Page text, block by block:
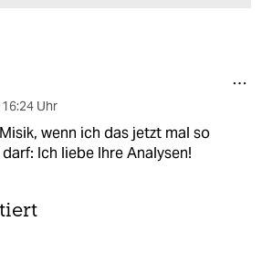
16:24 Uhr
wenn ich das jetzt mal so
Ich liebe Ihre Analysen!